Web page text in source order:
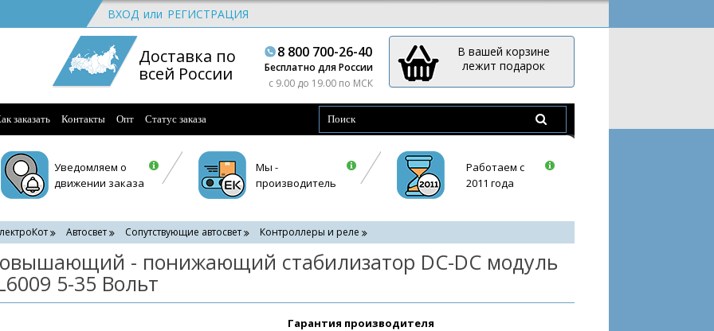
ВХОД или РЕГИСТРАЦИЯ
Доставка по
всей России
8 800 700-26-40
Бесплатно для России
c 9.00 до 19.00 по МСК
В вашей корзине
лежит подарок
заказать Контакты Опт Статус заказа
Уведомляем о
движении заказа
Мы -
производитель
Работаем с
2011 года
Автосвет Сопутствующие автосвет Контроллеры и реле
- понижающий стабилизатор DC-DC модуль
5-35 Вольт
Гарантия производителя